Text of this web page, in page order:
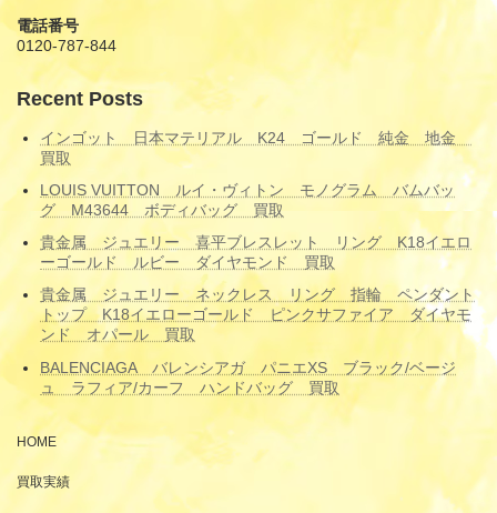
電話番号
0120-787-844
Recent Posts
インゴット 日本マテリアル K24 ゴールド 純金 地金
買取
LOUIS VUITTON ルイ・ヴィトン モノグラム バムバッ
グ M43644 ボディバッグ 買取
貴金属 ジュエリー 喜平ブレスレット リング K18イエロ
ーゴールド ルビー ダイヤモンド 買取
貴金属 ジュエリー ネックレス リング 指輪 ペンダント
トップ K18イエローゴールド ピンクサファイア ダイヤモ
ンド オパール 買取
BALENCIAGA バレンシアガ パニエXS ブラック/ベージ
ュ ラフィア/カーフ ハンドバッグ 買取
HOME
買取実績